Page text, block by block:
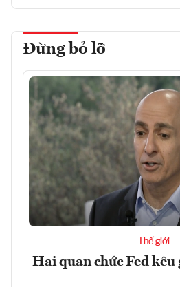
Đừng bỏ lỡ
Thế giới
Hai quan chức Fed kêu